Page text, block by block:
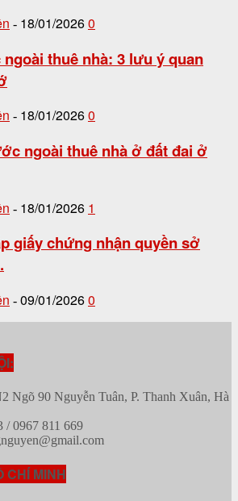
- 18/01/20260
thuê nhà: 3 lưu ý quan
- 18/01/20260
ngoài thuê nhà ở đất đai ở
- 18/01/2026 1
giấy chứng nhận quyền sở
- 09/01/20260
Ngõ 90 Nguyễn Tuân, P. Thanh Xuân, Hà
/ 0967 811 669
CHÍ MINH